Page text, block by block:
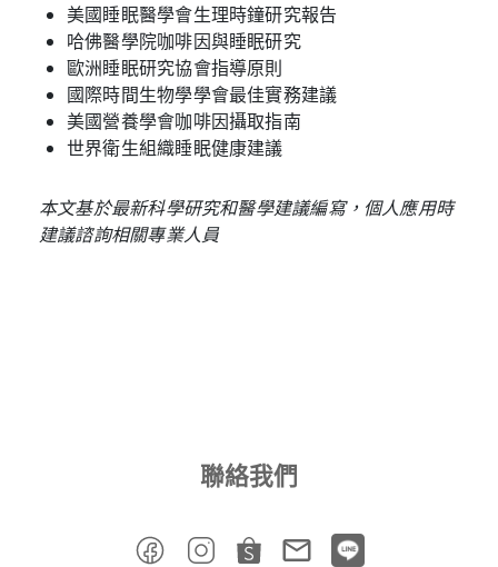
美國睡眠醫學會生理時鐘研究報告
哈佛醫學院咖啡因與睡眠研究
歐洲睡眠研究協會指導原則
國際時間生物學學會最佳實務建議
美國營養學會咖啡因攝取指南
世界衛生組織睡眠健康建議
本文基於最新科學研究和醫學建議編寫，個人應用時
建議諮詢相關專業人員
聯絡我們